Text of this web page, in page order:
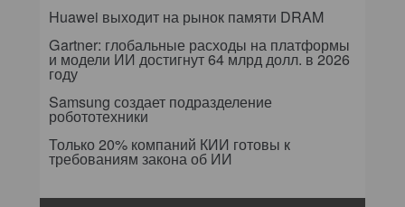
Huawei выходит на рынок памяти DRAM
Gartner: глобальные расходы на платформы
и модели ИИ достигнут 64 млрд долл. в 2026
году
Samsung создает подразделение
робототехники
Только 20% компаний КИИ готовы к
требованиям закона об ИИ